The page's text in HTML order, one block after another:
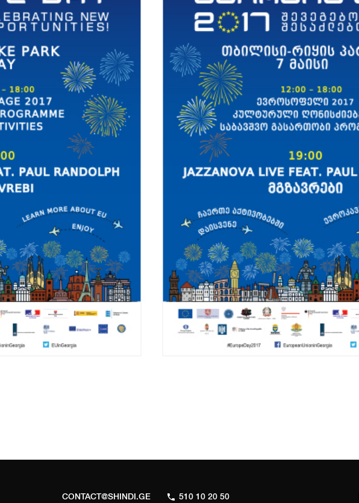
CONTACT@SHINDI.GE 510 10 20 50